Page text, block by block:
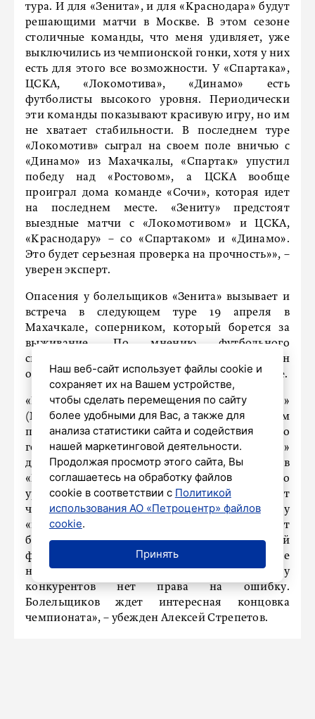
тура. И для «Зенита», и для «Краснодара» будут
решающими матчи в Москве. В этом сезоне
столичные команды, что меня удивляет, уже
выключились из чемпионской гонки, хотя у них
есть для этого все возможности. У «Спартака»,
ЦСКА, «Локомотива», «Динамо» есть
футболисты высокого уровня. Периодически
эти команды показывают красивую игру, но им
не хватает стабильности. В последнем туре
«Локомотив» сыграл на своем поле вничью с
«Динамо» из Махачкалы, «Спартак» упустил
победу над «Ростовом», а ЦСКА вообще
проиграл дома команде «Сочи», которая идет
на последнем месте. «Зениту» предстоят
выездные матчи с «Локомотивом» и ЦСКА,
«Краснодару» – со «Спартаком» и «Динамо».
Это будет серьезная проверка на прочность»», –
уверен эксперт.
Опасения у болельщиков «Зенита» вызывает и
встреча в следующем туре 19 апреля в
Махачкале, соперником, который борется за
выживание. По мнению футбольного
специалиста, претендент на титул обязан
обыгрывать команды, уступающие ему в классе.
«Если не побеждать такие клубы, как «Динамо»
(Махачкала), как «Ахмат», «Ростов», с которым
предстоит встреча в последнем туре, то
говорить о золотых медалях нечего. «Зенит»
должен с первых минут играть, как против
«Краснодара», это был футбол чемпионского
уровня. У «Краснодара», на мой взгляд, нет
чемпионской игры. Назову эту команду
«мясорубкой», она лидирует за счет
бойцовского характера и отличной
функциональной подготовки. Зенитовцы после
ничьей с лидером загнали себя в угол, но и у
конкурентов нет права на ошибку.
Болельщиков ждет интересная концовка
чемпионата», – убежден Алексей Стрепетов.
Наш веб-сайт использует файлы cookie и
сохраняет их на Вашем устройстве,
чтобы сделать перемещения по сайту
более удобными для Вас, а также для
анализа статистики сайта и содействия
нашей маркетинговой деятельности.
Продолжая просмотр этого сайта, Вы
соглашаетесь на обработку файлов
cookie в соответствии с Политикой
использования АО «Петроцентр» файлов
cookie.
Принять